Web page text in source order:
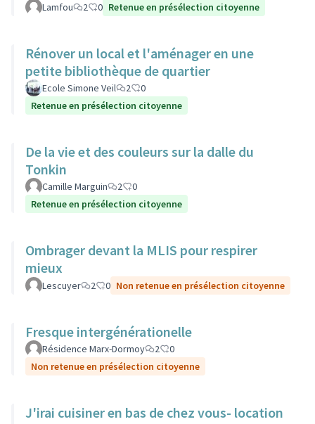
Lamfou 2 0 Retenue en présélection citoyenne
Rénover un local et l'aménager en une
petite bibliothèque de quartier
Ecole Simone Veil 2
0
Retenue en présélection citoyenne
De la vie et des couleurs sur la dalle du
Tonkin
Camille Marguin 2
0
Retenue en présélection citoyenne
Ombrager devant la MLIS pour respirer
mieux
Lescuyer 2 0 Non retenue en présélection citoyenne
Fresque intergénérationelle
Résidence Marx-Dormoy 2
0
Non retenue en présélection citoyenne
J'irai cuisiner en bas de chez vous- location